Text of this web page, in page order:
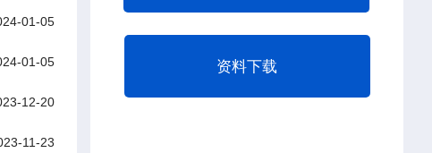
01-05
01-05
12-20
11-23
资料下载